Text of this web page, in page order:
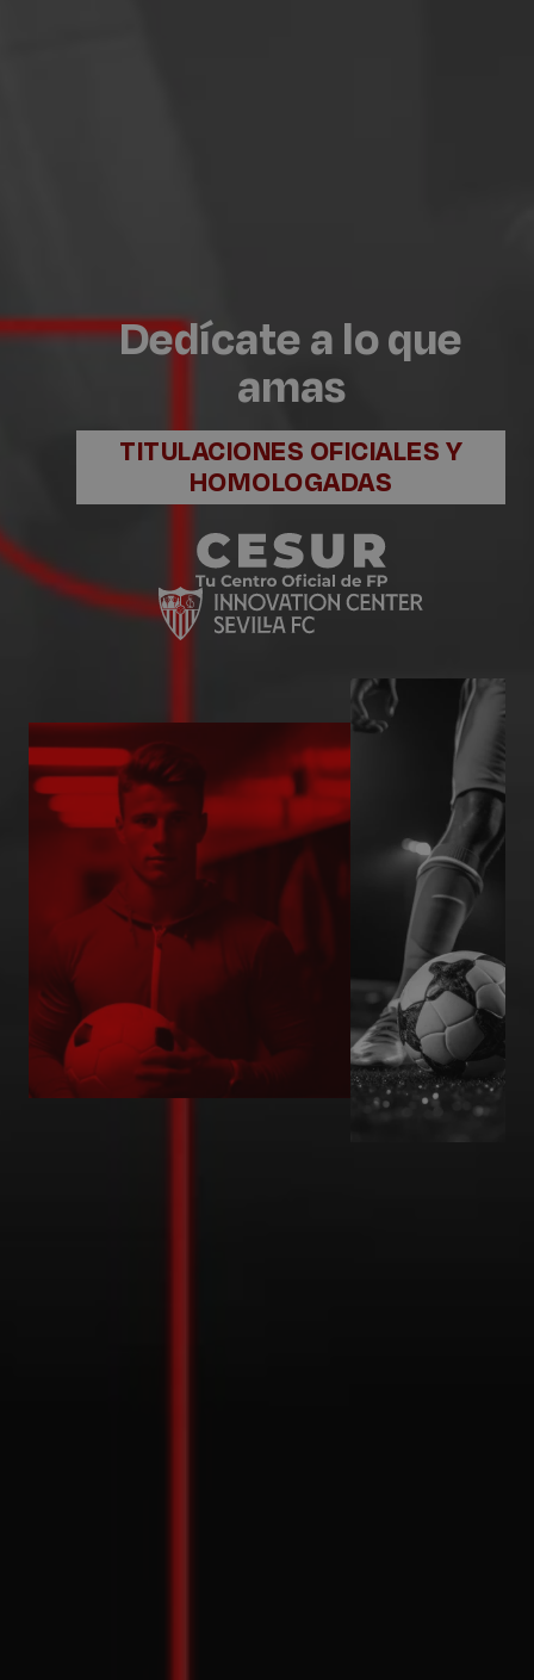
Dedícate a lo que
amas
TITULACIONES OFICIALES Y
HOMOLOGADAS